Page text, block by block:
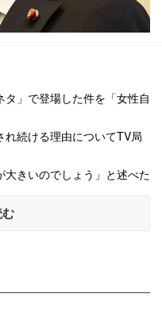
」で登場した件を「女性自
れ続ける理由についてTV局
大きいのでしょう」と述べた